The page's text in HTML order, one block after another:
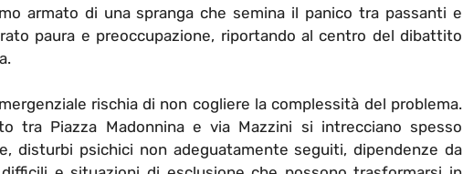
armato di una spranga che semina il panico tra passanti e
paura e preoccupazione, riportando al centro del dibattito
rischia di non cogliere la complessità del problema.
tra Piazza Madonnina e via Mazzini si intrecciano spesso
disturbi psichici non adeguatamente seguiti, dipendenze da